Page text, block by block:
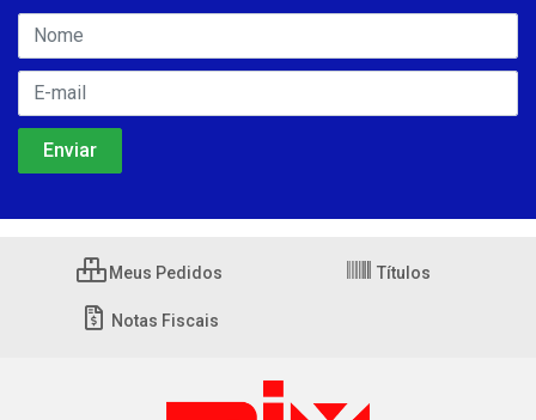
Meus Pedidos Títulos
Notas Fiscais